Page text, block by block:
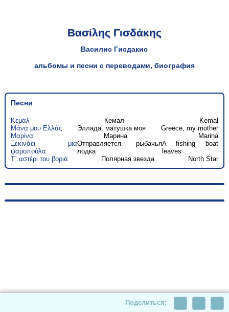
Βασίλης Γισδάκης
Василис Гисдакис
альбомы и песни с переводами, биография
Песни
Κεμάλ Кемал
Kemal
Μάνα μου Ελλάς
Эллада, матушка моя
Greece, my mother
Μαρίνα
Марина
Marina
Ξεκινάει μια
ψαροπούλα
Отправляется рыбачья
лодка
A fishing boat
leaves
Τ΄ αστέρι του βοριά
Полярная звезда North Star
Поделиться: